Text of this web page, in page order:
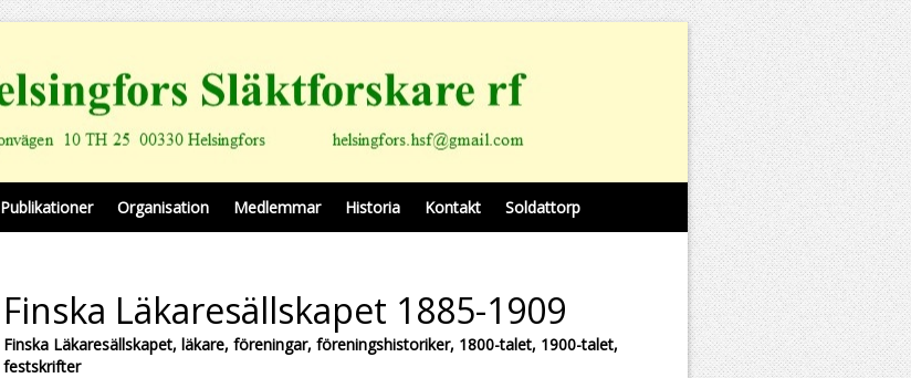
Publikationer Organisation Medlemmar Historia Kontakt Soldattorp
Finska Läkaresällskapet 1885-1909
Finska Läkaresällskapet, läkare, föreningar, föreningshistoriker, 1800-talet, 1900-talet,
festskrifter